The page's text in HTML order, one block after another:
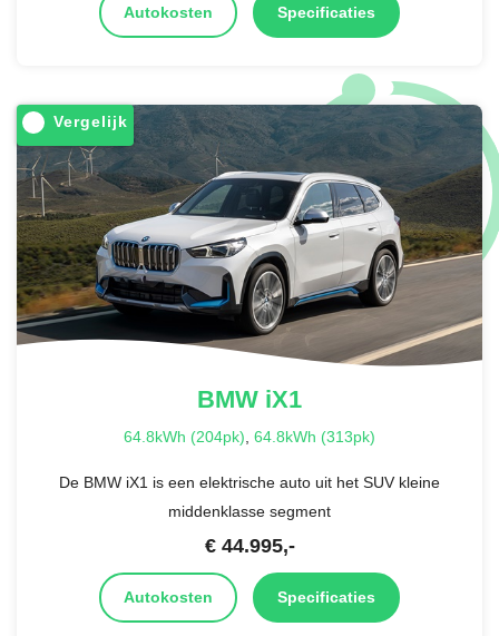
Autokosten Specificaties
Vergelijk
BMW iX1
64.8kWh (204pk), 64.8kWh (313pk)
De BMW iX1 is een elektrische auto uit het SUV kleine
middenklasse segment
€ 44.995,-
Autokosten Specificaties